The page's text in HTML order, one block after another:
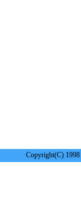
Copyright(C)